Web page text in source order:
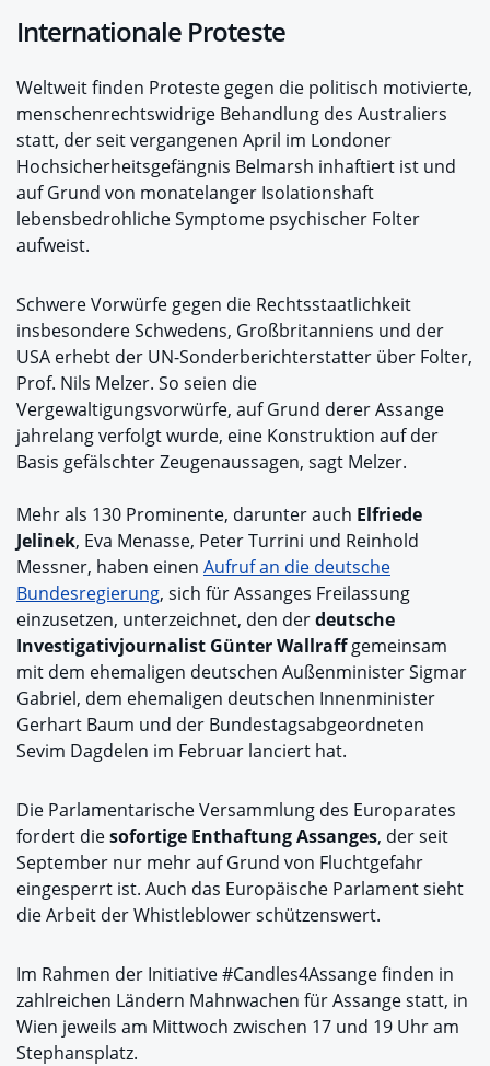
Internationale Proteste
Weltweit finden Proteste gegen die politisch motivierte,
menschenrechtswidrige Behandlung des Australiers
statt, der seit vergangenen April im Londoner
Hochsicherheitsgefängnis Belmarsh inhaftiert ist und
auf Grund von monatelanger Isolationshaft
lebensbedrohliche Symptome psychischer Folter
aufweist.
Schwere Vorwürfe gegen die Rechtsstaatlichkeit
insbesondere Schwedens, Großbritanniens und der
USA erhebt der UN-Sonderberichterstatter über Folter,
Prof. Nils Melzer. So seien die
Vergewaltigungsvorwürfe, auf Grund derer Assange
jahrelang verfolgt wurde, eine Konstruktion auf der
Basis gefälschter Zeugenaussagen, sagt Melzer.
Mehr als 130 Prominente, darunter auch Elfriede
Jelinek, Eva Menasse, Peter Turrini und Reinhold
Messner, haben einen Aufruf an die deutsche
Bundesregierung, sich für Assanges Freilassung
einzusetzen, unterzeichnet, den derdeutsche
Investigativjournalist Günter Wallraffgemeinsam
mit dem ehemaligen deutschen Außenminister Sigmar
Gabriel, dem ehemaligen deutschen Innenminister
Gerhart Baum und der Bundestagsabgeordneten
Sevim Dagdelen im Februar lanciert hat.
Die Parlamentarische Versammlung des Europarates
fordert diesofortige Enthaftung Assanges, der seit
September nur mehr auf Grund von Fluchtgefahr
eingesperrt ist. Auch das Europäische Parlament sieht
die Arbeit der Whistleblower schützenswert.
Im Rahmen der Initiative #Candles4Assange finden in
zahlreichen Ländern Mahnwachen für Assange statt, in
Wien jeweils am Mittwoch zwischen 17 und 19 Uhr am
Stephansplatz.